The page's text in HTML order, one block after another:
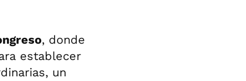
, donde
establecer
un